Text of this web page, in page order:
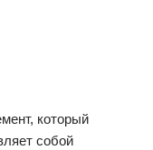
который
собой